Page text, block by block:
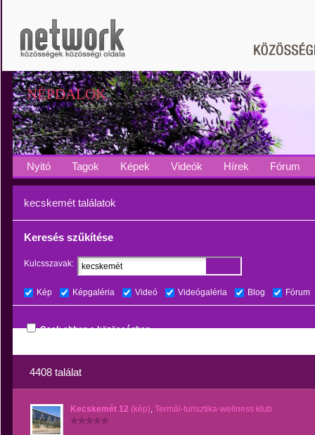
NÉPDALOK
Nyitó Tagok Képek Videók Hírek Fórum
kecskemét találatok
Keresés szűkítése
Kulcsszavak:
Kép Képgaléria Videó Videógaléria Blog Fórum
Csak ebben a közösségben
4408 találat
Kecskemét 12 (kép), Termál-turisztika-wellness klub